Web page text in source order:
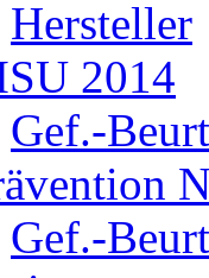
Hersteller
2014
Gef.-
Gef.-